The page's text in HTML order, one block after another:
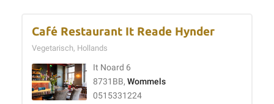
Café Restaurant It Reade Hynder
Vegetarisch, Hollands
It Noard 6
8731BB, Wommels
0515331224